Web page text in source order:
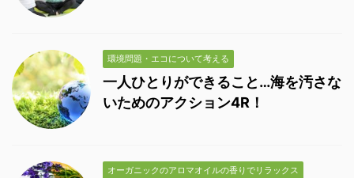
環境問題・エコについて考える
一人ひとりができること…海を汚さな
いためのアクション4R！
オーガニックのアロマオイルの香りでリラックス